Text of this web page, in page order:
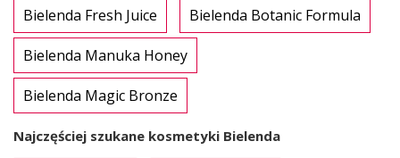
Bielenda Fresh Juice Bielenda Botanic Formula
Bielenda Manuka Honey
Bielenda Magic Bronze
Najczęściej szukane kosmetyki Bielenda